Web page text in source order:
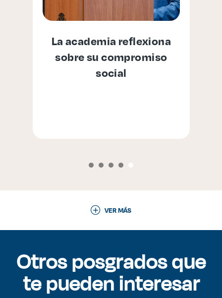
La academia reflexiona
sobre su compromiso
social
VER MÁS
Otros posgrados que
te pueden interesar